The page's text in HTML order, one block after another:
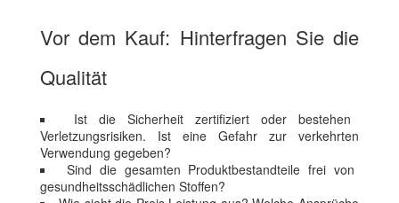
Vor dem Kauf: Hinterfragen Sie die
Qualität
Ist die Sicherheit zertifiziert oder bestehen
Verletzungsrisiken. Ist eine Gefahr zur verkehrten
Verwendung gegeben?
Sind die gesamten Produktbestandteile frei von
gesundheitsschädlichen Stoffen?